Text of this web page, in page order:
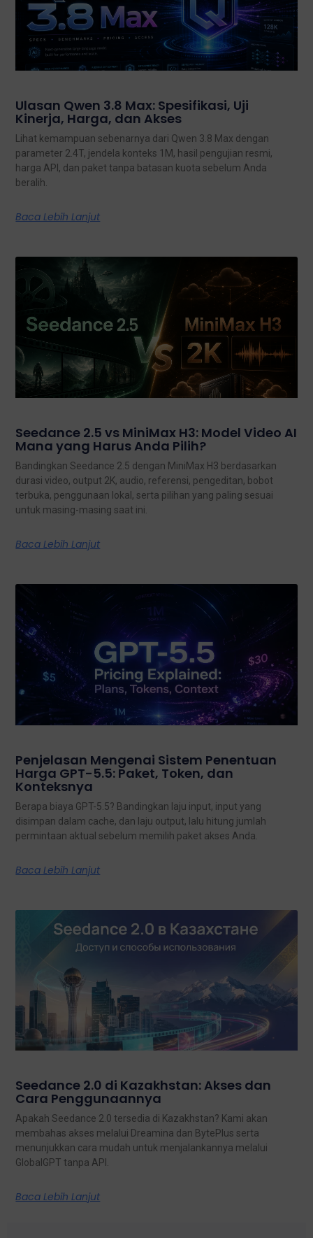
Ulasan Qwen 3.8 Max: Spesifikasi, Uji
Kinerja, Harga, dan Akses
Lihat kemampuan sebenarnya dari Qwen 3.8 Max dengan
parameter 2.4T, jendela konteks 1M, hasil pengujian resmi,
harga API, dan paket tanpa batasan kuota sebelum Anda
beralih.
Baca Lebih Lanjut
Seedance 2.5 vs MiniMax H3: Model Video AI
Mana yang Harus Anda Pilih?
Bandingkan Seedance 2.5 dengan MiniMax H3 berdasarkan
durasi video, output 2K, audio, referensi, pengeditan, bobot
terbuka, penggunaan lokal, serta pilihan yang paling sesuai
untuk masing-masing saat ini.
Baca Lebih Lanjut
Penjelasan Mengenai Sistem Penentuan
Harga GPT-5.5: Paket, Token, dan
Konteksnya
Berapa biaya GPT-5.5? Bandingkan laju input, input yang
disimpan dalam cache, dan laju output, lalu hitung jumlah
permintaan aktual sebelum memilih paket akses Anda.
Baca Lebih Lanjut
Seedance 2.0 di Kazakhstan: Akses dan
Cara Penggunaannya
Apakah Seedance 2.0 tersedia di Kazakhstan? Kami akan
membahas akses melalui Dreamina dan BytePlus serta
menunjukkan cara mudah untuk menjalankannya melalui
GlobalGPT tanpa API.
Baca Lebih Lanjut